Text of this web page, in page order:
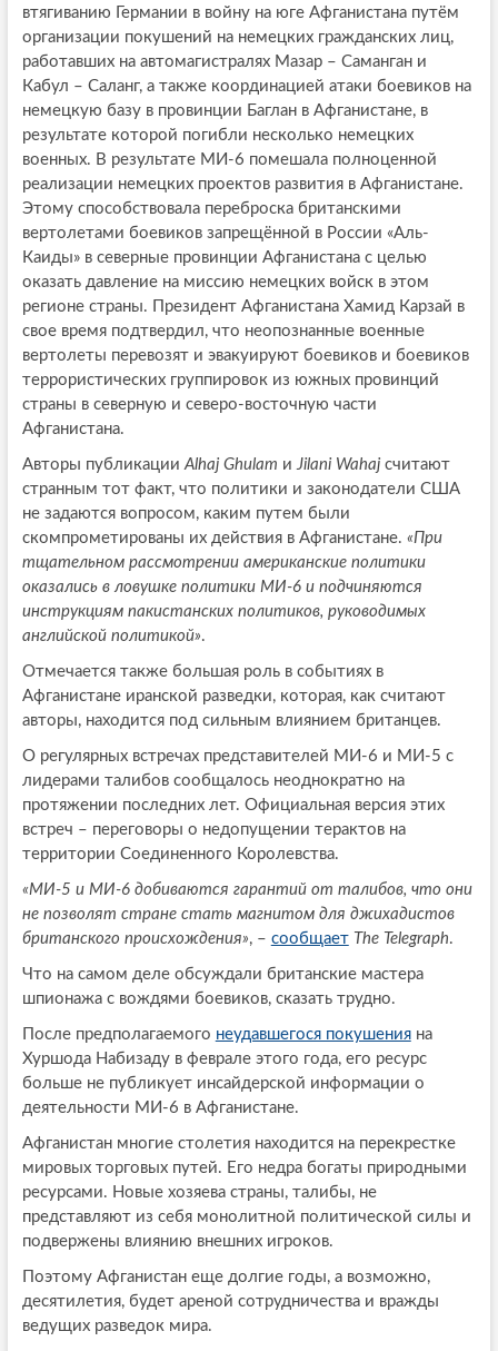
втягиванию Германии в войну на юге Афганистана путём
организации покушений на немецких гражданских лиц,
работавших на автомагистралях Мазар – Саманган и
Кабул – Саланг, а также координацией атаки боевиков на
немецкую базу в провинции Баглан в Афганистане, в
результате которой погибли несколько немецких
военных. В результате МИ-6 помешала полноценной
реализации немецких проектов развития в Афганистане.
Этому способствовала переброска британскими
вертолетами боевиков запрещённой в России «Аль-
Каиды» в северные провинции Афганистана с целью
оказать давление на миссию немецких войск в этом
регионе страны. Президент Афганистана Хамид Карзай в
свое время подтвердил, что неопознанные военные
вертолеты перевозят и эвакуируют боевиков и боевиков
террористических группировок из южных провинций
страны в северную и северо-восточную части
Афганистана.
Авторы публикации Alhaj Ghulam и Jilani Wahaj считают
странным тот факт, что политики и законодатели США
не задаются вопросом, каким путем были
скомпрометированы их действия в Афганистане. «При
тщательном рассмотрении американские политики
оказались в ловушке политики МИ-6 и подчиняются
инструкциям пакистанских политиков, руководимых
английской политикой».
Отмечается также большая роль в событиях в
Афганистане иранской разведки, которая, как считают
авторы, находится под сильным влиянием британцев.
О регулярных встречах представителей МИ-6 и МИ-5 с
лидерами талибов сообщалось неоднократно на
протяжении последних лет. Официальная версия этих
встреч – переговоры о недопущении терактов на
территории Соединенного Королевства.
«MИ-5 и MИ-6 добиваются гарантий от талибов, что они
не позволят стране стать магнитом для джихадистов
британского происхождения», – сообщает The Telegraph.
Что на самом деле обсуждали британские мастера
шпионажа с вождями боевиков, сказать трудно.
После предполагаемого неудавшегося покушенияна
Хуршода Набизаду в феврале этого года, его ресурс
больше не публикует инсайдерской информации о
деятельности МИ-6 в Афганистане.
Афганистан многие столетия находится на перекрестке
мировых торговых путей. Его недра богаты природными
ресурсами. Новые хозяева страны, талибы, не
представляют из себя монолитной политической силы и
подвержены влиянию внешних игроков.
Поэтому Афганистан еще долгие годы, а возможно,
десятилетия, будет ареной сотрудничества и вражды
ведущих разведок мира.